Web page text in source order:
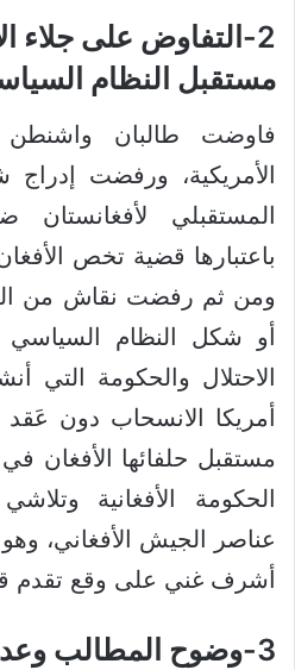
2-التفاوض على جلاء
مستقبل النظام
فاوضت طالبان
الأمريكية، ورفضت
المستقبلي
باعتبارها قضية تخص
ومن ثم رفضت نقاش من
أو شكل النظام
الاحتلال والحكومة التي
أمريكا الانسحاب دون
مستقبل حلفائها الأفغان
الحكومة الأفغانية
عناصر الجيش الأفغاني،
أشرف غني على وقع تقدم
3-وضوح المطالب